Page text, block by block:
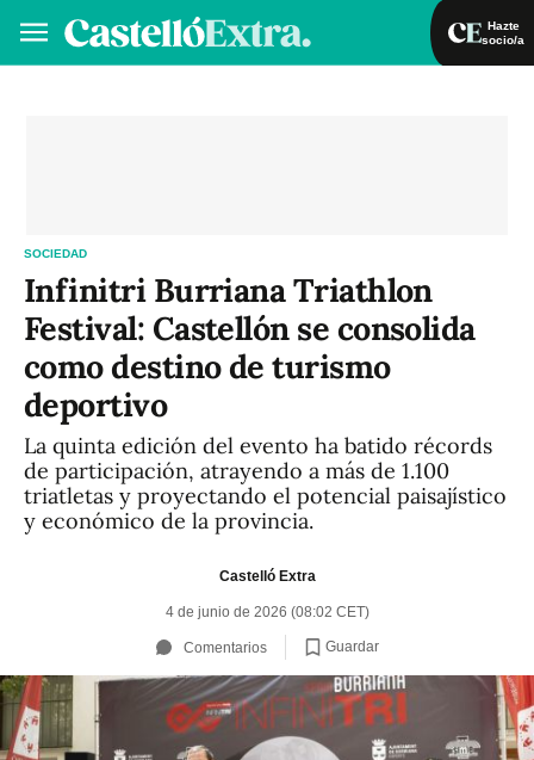
Hazte
socio/a
SOCIEDAD
Infinitri Burriana Triathlon
Festival: Castellón se consolida
como destino de turismo
deportivo
La quinta edición del evento ha batido récords
de participación, atrayendo a más de 1.100
triatletas y proyectando el potencial paisajístico
y económico de la provincia.
Castelló Extra
4 de junio de 2026 (08:02 CET)
Comentarios Guardar